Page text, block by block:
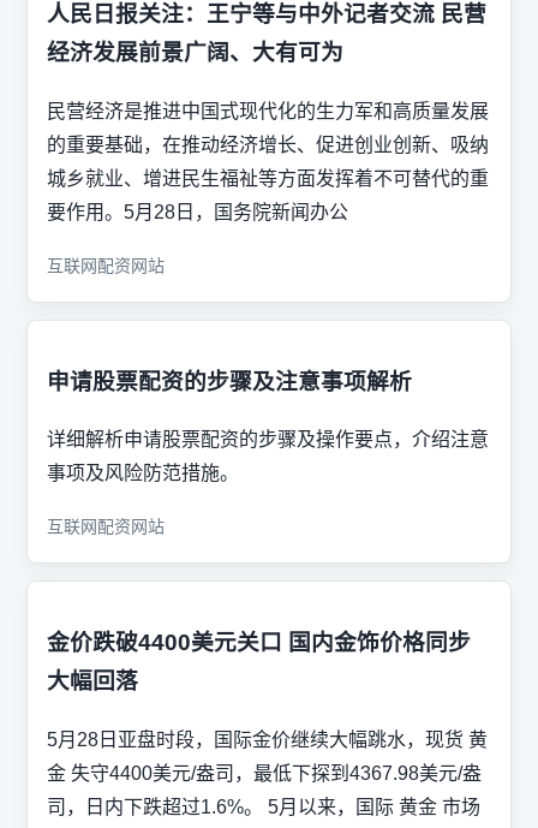
人民日报关注：王宁等与中外记者交流 民营
经济发展前景广阔、大有可为
民营经济是推进中国式现代化的生力军和高质量发展
的重要基础，在推动经济增长、促进创业创新、吸纳
城乡就业、增进民生福祉等方面发挥着不可替代的重
要作用。5月28日，国务院新闻办公
互联网配资网站
申请股票配资的步骤及注意事项解析
详细解析申请股票配资的步骤及操作要点，介绍注意
事项及风险防范措施。
互联网配资网站
金价跌破4400美元关口 国内金饰价格同步
大幅回落
5月28日亚盘时段，国际金价继续大幅跳水，现货 黄
金 失守4400美元/盎司，最低下探到4367.98美元/盎
司，日内下跌超过1.6%。 5月以来，国际 黄金 市场